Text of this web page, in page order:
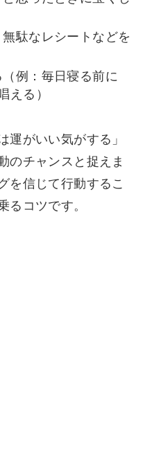
駄なレシートなどを
（例：毎日寝る前に
える）
運がいい気がする」
のチャンスと捉えま
を信じて行動するこ
るコツです。